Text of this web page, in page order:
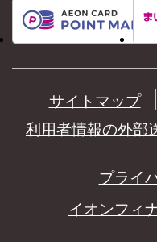
サイトマップ
利用者情報の外部
プライ
イオンフィ